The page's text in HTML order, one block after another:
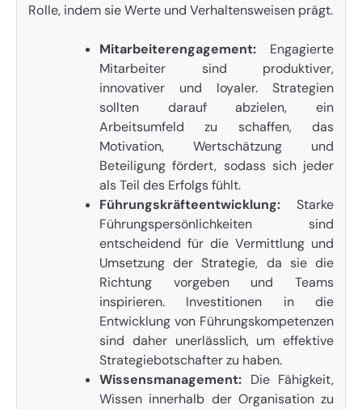
Rolle, indem sie Werte und Verhaltensweisen prägt.
Mitarbeiterengagement: Engagierte
Mitarbeiter sind produktiver,
innovativer und loyaler. Strategien
sollten darauf abzielen, ein
Arbeitsumfeld zu schaffen, das
Motivation, Wertschätzung und
Beteiligung fördert, sodass sich jeder
als Teil des Erfolgs fühlt.
Führungskräfteentwicklung: Starke
Führungspersönlichkeiten sind
entscheidend für die Vermittlung und
Umsetzung der Strategie, da sie die
Richtung vorgeben und Teams
inspirieren. Investitionen in die
Entwicklung von Führungskompetenzen
sind daher unerlässlich, um effektive
Strategiebotschafter zu haben.
Wissensmanagement: Die Fähigkeit,
Wissen innerhalb der Organisation zu